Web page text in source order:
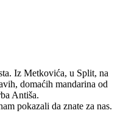
Iz Metkovića, u Split, na
domaćih mandarina od
Antiša.
pokazali da znate za nas.